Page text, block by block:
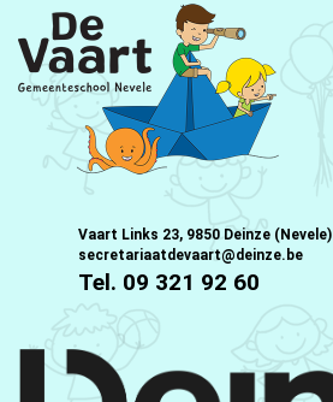
Vaart Links 23, 9850 Deinze (Nevele)
secretariaatdevaart@deinze.be
Tel. 09 321 92 60